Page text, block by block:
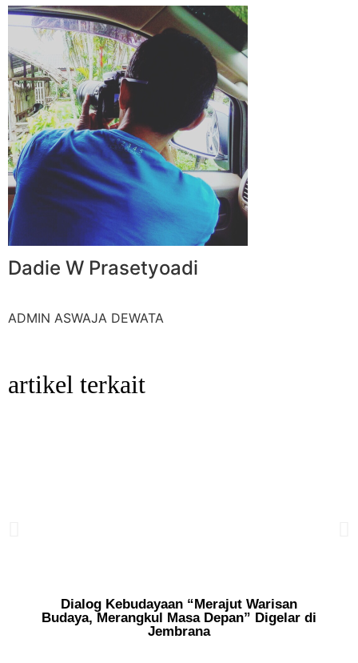
Dadie W Prasetyoadi
ADMIN ASWAJA DEWATA
artikel terkait
Dialog Kebudayaan “Merajut Warisan
Budaya, Merangkul Masa Depan” Digelar di
Jembrana